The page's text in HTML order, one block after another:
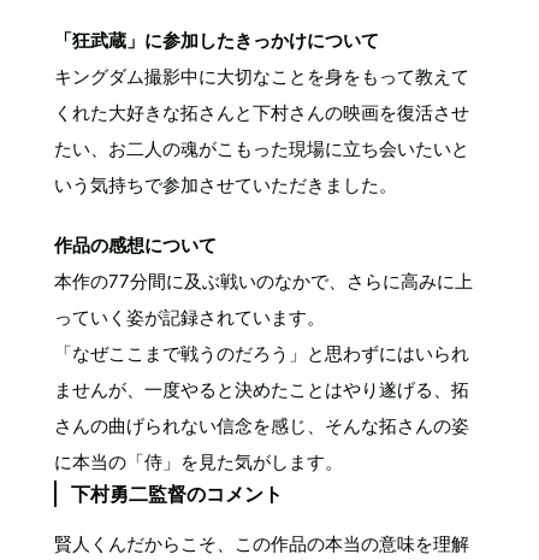
「狂武蔵」に参加したきっかけについて
キングダム撮影中に大切なことを身をもって教えて
くれた大好きな拓さんと下村さんの映画を復活させ
たい、お二人の魂がこもった現場に立ち会いたいと
いう気持ちで参加させていただきました。
作品の感想について
本作の77分間に及ぶ戦いのなかで、さらに高みに上
っていく姿が記録されています。
「なぜここまで戦うのだろう」と思わずにはいられ
ませんが、一度やると決めたことはやり遂げる、拓
さんの曲げられない信念を感じ、そんな拓さんの姿
に本当の「侍」を見た気がします。
下村勇二監督のコメント
賢人くんだからこそ、この作品の本当の意味を理解